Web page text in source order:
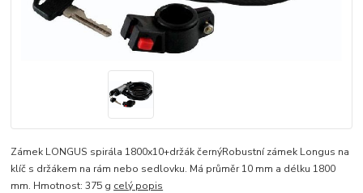
Zámek LONGUS spirála 1800x10+držák černýRobustní zámek Longus na
klíč s držákem na rám nebo sedlovku. Má průměr 10 mm a délku 1800
mm. Hmotnost: 375 g celý popis